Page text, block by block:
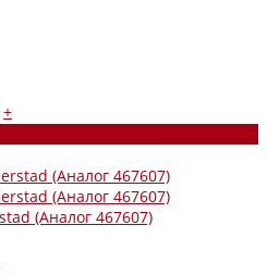
+
(Аналог 467607)